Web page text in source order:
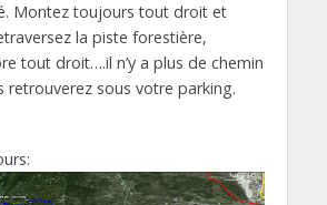
Montez toujours tout droit et
la piste forestière,
tout droit….il n’y a plus de chemin
retrouverez sous votre parking.